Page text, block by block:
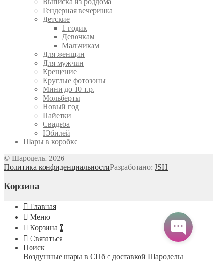
Выписка из роддома
Гендерная вечеринка
Детские
1 годик
Девочкам
Мальчикам
Для женщин
Для мужчин
Крещение
Круглые фотозоны
Мини до 10 т.р.
Мольберты
Новый год
Пайетки
Свадьба
Юбилей
Шары в коробке
© Шароделы 2026
Политика конфиденциальностиРазработано: JSH
Корзина
Главная
Меню
Корзина 0
Связаться
Поиск
Воздушные шары в СПб с доставкой Шароделы